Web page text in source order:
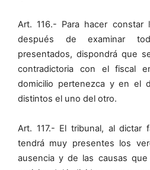
Art. 116.- Para hacer constar
después de examinar
presentados, dispondrá que
contradictoria con el fiscal
domicilio pertenezca y en el
distintos el uno del otro.
Art. 117.- El tribunal, al dictar
tendrá muy presentes los
ausencia y de las causas